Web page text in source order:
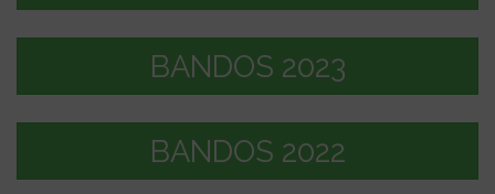
BANDOS 2023
BANDOS 2022